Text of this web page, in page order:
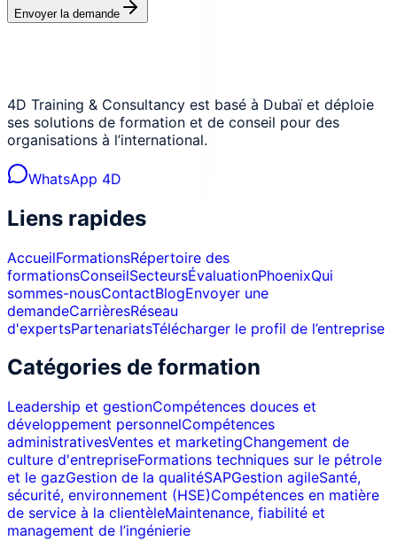
Envoyer la demande
4D Training & Consultancy est basé à Dubaï et déploie
ses solutions de formation et de conseil pour des
organisations à l’international.
WhatsApp 4D
Liens rapides
AccueilFormationsRépertoire des
formationsConseilSecteursÉvaluationPhoenixQui
sommes-nousContactBlogEnvoyer une
demandeCarrièresRéseau
d'expertsPartenariatsTélécharger le profil de l’entreprise
Catégories de formation
Leadership et gestionCompétences douces et
développement personnelCompétences
administrativesVentes et marketingChangement de
culture d'entrepriseFormations techniques sur le pétrole
et le gazGestion de la qualitéSAPGestion agileSanté,
sécurité, environnement (HSE)Compétences en matière
de service à la clientèleMaintenance, fiabilité et
management de l’ingénierie